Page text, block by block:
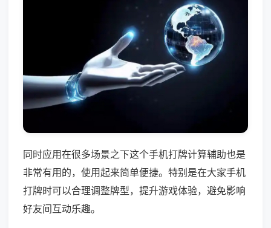
同时应用在很多场景之下这个手机打牌计算辅助也是
非常有用的，使用起来简单便捷。特别是在大家手机
打牌时可以合理调整牌型，提升游戏体验，避免影响
好友间互动乐趣。